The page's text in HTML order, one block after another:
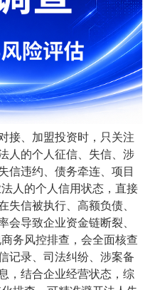
接、加盟投资时，只关注
人的个人征信、失信、涉
信违约、债务牵连、项目
人的个人信用状态，直接
失信被执行、高额负债、
导致企业资金链断裂、
务风控排查，会全面核查
记录、司法纠纷、涉案备
，结合企业经营状态，综